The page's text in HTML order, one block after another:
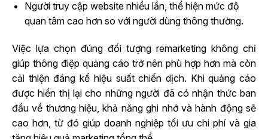
Người truy cập website nhiều lần, thể hiện mức độ
quan tâm cao hơn so với người dùng thông thường.
Việc lựa chọn đúng đối tượng remarketing không chỉ
giúp thông điệp quảng cáo trở nên phù hợp hơn mà còn
cải thiện đáng kể hiệu suất chiến dịch. Khi quảng cáo
được hiển thị lại cho những người đã có nhận thức ban
đầu về thương hiệu, khả năng ghi nhớ và hành động sẽ
cao hơn, từ đó giúp doanh nghiệp tối ưu chi phí và gia